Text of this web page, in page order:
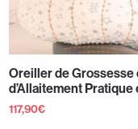
Oreiller de Grossesse
d’Allaitement
117,90€